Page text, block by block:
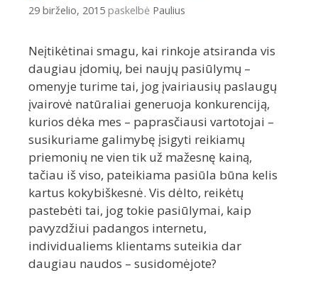
29 birželio, 2015 paskelbė Paulius
Neįtikėtinai smagu, kai rinkoje atsiranda vis
daugiau įdomių, bei naujų pasiūlymų –
omenyje turime tai, jog įvairiausių paslaugų
įvairovė natūraliai generuoja konkurenciją,
kurios dėka mes – paprasčiausi vartotojai –
susikuriame galimybę įsigyti reikiamų
priemonių ne vien tik už mažesnę kainą,
tačiau iš viso, pateikiama pasiūla būna kelis
kartus kokybiškesnė. Vis dėlto, reikėtų
pastebėti tai, jog tokie pasiūlymai, kaip
pavyzdžiui padangos internetu,
individualiems klientams suteikia dar
daugiau naudos – susidomėjote?